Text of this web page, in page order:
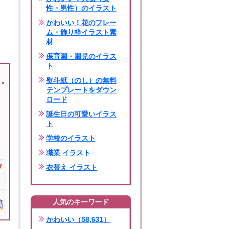
性・男性）のイラスト
かわいい！花のフレー
ム・飾り枠イラスト素
材
保育園・園児のイラス
ト
熨斗紙（のし）の無料
テンプレートをダウン
ロード
誕生日の可愛いイラス
ト
学校のイラスト
職業 イラスト
衣替え イラスト
人気のキーワード
かわいい（58,631）